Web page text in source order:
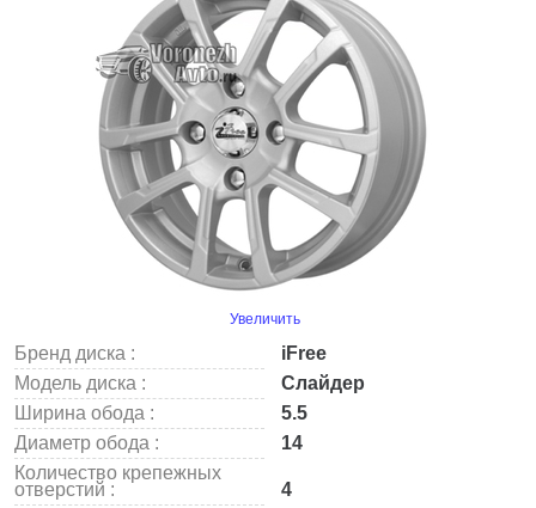
Увеличить
Бренд диска :
iFree
Модель диска :
Слайдер
Ширина обода :
5.5
Диаметр обода :
14
Количество крепежных
отверстий :
4